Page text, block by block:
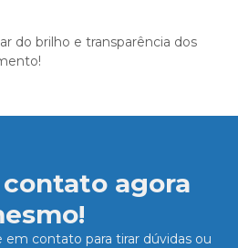
do brilho e transparência dos
agora
contato para tirar dúvidas ou